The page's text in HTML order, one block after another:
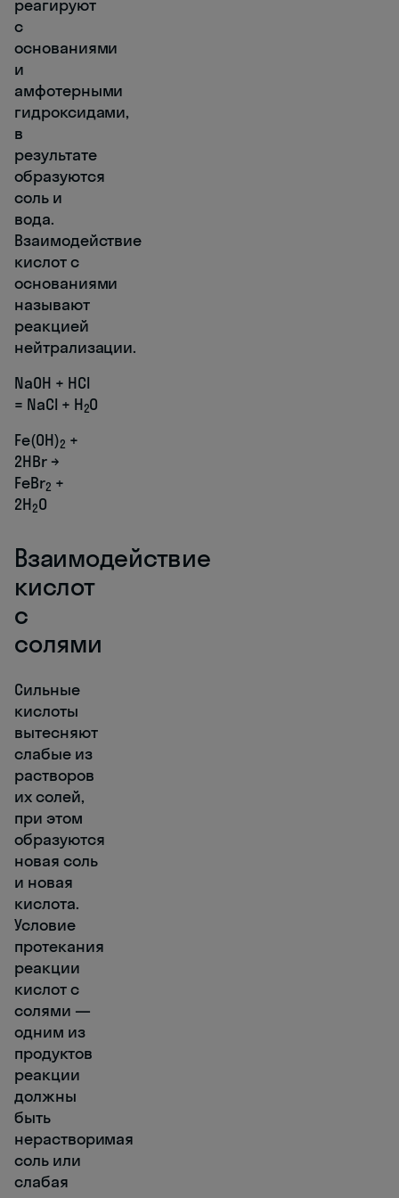
реагируют
с
основаниями
и
амфотерными
гидроксидами,
в
результате
образуются
соль и
вода.
Взаимодействие
кислот с
основаниями
называют
реакцией
нейтрализации.
NaOH + HCl
= NaCl + H2O
Fe(OH)2 +
2HBr →
FeBr2 +
2H2O
Взаимодействие
кислот
с
солями
Сильные
кислоты
вытесняют
слабые из
растворов
их солей,
при этом
образуются
новая соль
и новая
кислота.
Условие
протекания
реакции
кислот с
солями —
одним из
продуктов
реакции
должны
быть
нерастворимая
соль или
слабая